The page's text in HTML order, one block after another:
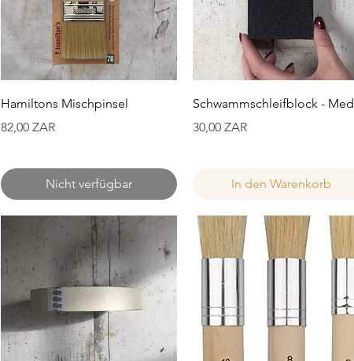
Schnellansicht
Hamiltons Mischpinsel
Preis
82,00 ZAR
Nicht verfügbar
Schnellansicht
Schwammschleifblock - Med
Preis
30,00 ZAR
In den Warenkorb